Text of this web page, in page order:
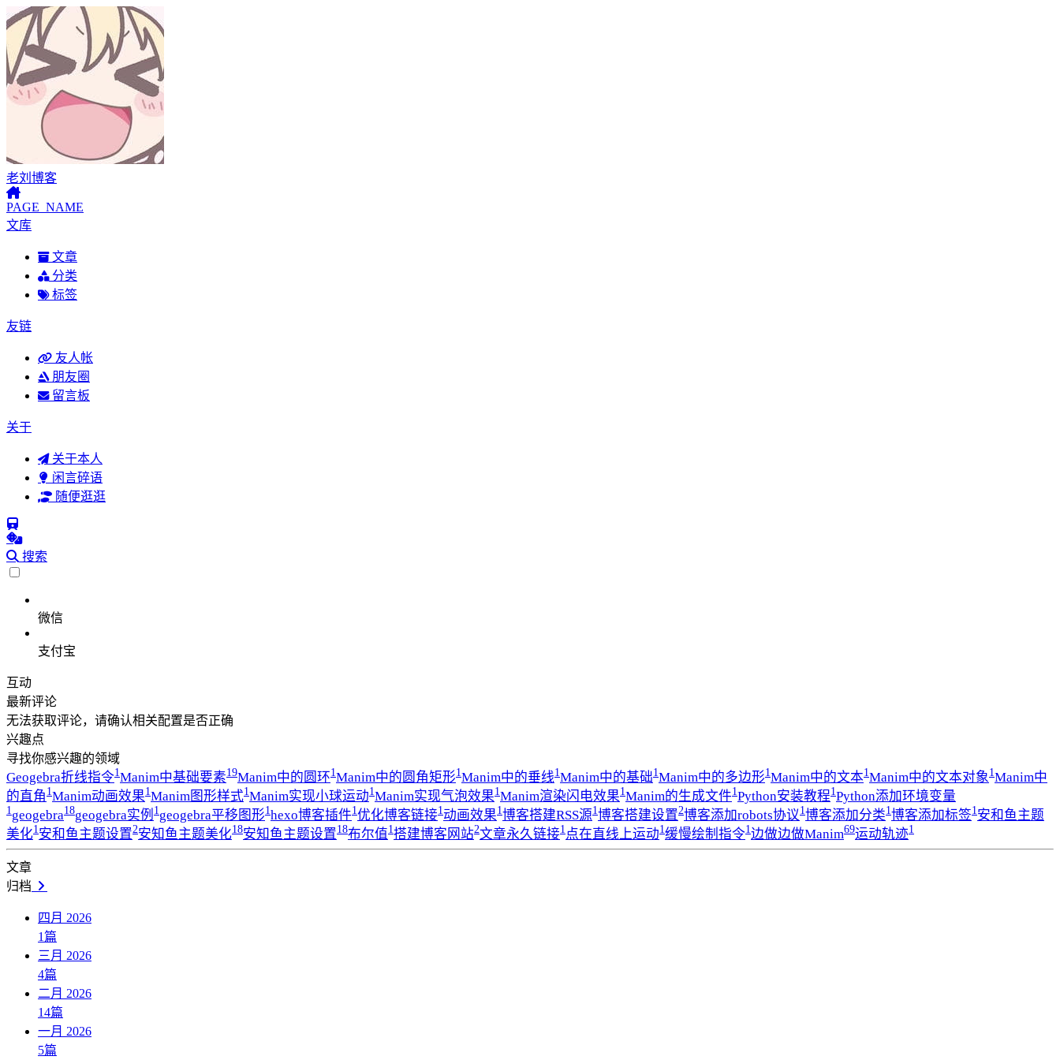
老刘博客
PAGE_NAME
文库
文章
分类
标签
友链
友人帐
朋友圈
留言板
关于
关于本人
闲言碎语
随便逛逛
搜索
微信
支付宝
互动
最新评论
无法获取评论，请确认相关配置是否正确
兴趣点
寻找你感兴趣的领域
Geogebra折线指令1Manim中基础要素19Manim中的圆环1Manim中的圆角矩形1Manim中的垂线1Manim中的基础1Manim中的多边形1Manim中的文本1Manim中的文本对象1Manim中
的直角 1Manim动画效果1Manim图形样式1Manim实现小球运动1Manim实现气泡效果1Manim渲染闪电效果1Manim的生成文件1Python安装教程1Python添加环境变量
1geogebra18geogebra实例 1geogebra平移图形1hexo博客插件1优化博客链接1动画效果1博客搭建RSS源1博客搭建设置2博客添加robots协议 1博客添加分类1博客添加标签1安和鱼主题
美化1安和鱼主题设置2安知鱼主题美化18安知鱼主题设置18布尔值1搭建博客网站2文章永久链接1点在直线上运动1缓慢绘制指令1边做边做Manim69运动轨迹1
文章
归档
四月 2026
1篇
三月 2026
4篇
二月 2026
14篇
一月 2026
5篇